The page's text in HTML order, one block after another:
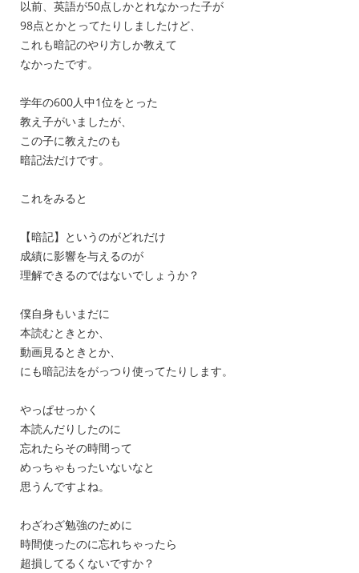
以前、英語が50点しかとれなかった子が
98点とかとってたりしましたけど、
これも暗記のやり方しか教えて
なかったです。
学年の600人中1位をとった
教え子がいましたが、
この子に教えたのも
暗記法だけです。
これをみると
【暗記】というのがどれだけ
成績に影響を与えるのが
理解できるのではないでしょうか？
僕自身もいまだに
本読むときとか、
動画見るときとか、
にも暗記法をがっつり使ってたりします。
やっぱせっかく
本読んだりしたのに
忘れたらその時間って
めっちゃもったいないなと
思うんですよね。
わざわざ勉強のために
時間使ったのに忘れちゃったら
超損してるくないですか？